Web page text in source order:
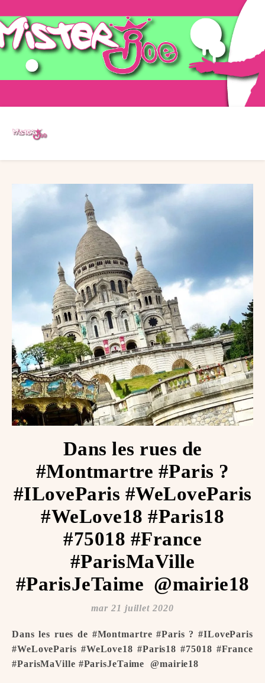
Dans les rues de
#Montmartre #Paris ?
#ILoveParis #WeLoveParis
#WeLove18 #Paris18
#75018 #France
#ParisMaVille
#ParisJeTaime ️ @mairie18
mar 21 juillet 2020
Dans les rues de #Montmartre #Paris ? #ILoveParis
#WeLoveParis #WeLove18 #Paris18 #75018 #France
#ParisMaVille #ParisJeTaime ️ @mairie18